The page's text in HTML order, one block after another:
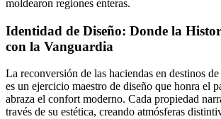
moldearon regiones enteras.
Identidad de Diseño: Donde la
con la Vanguardia
La reconversión de las haciendas en destinos
es un ejercicio maestro de diseño que honra el
abraza el confort moderno. Cada propiedad
través de su estética, creando atmósferas